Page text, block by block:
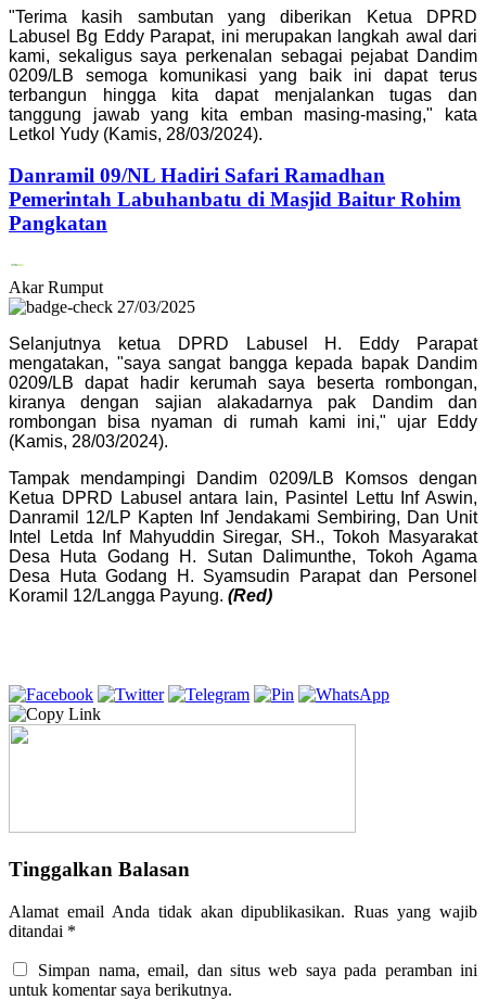
"Terima kasih sambutan yang diberikan Ketua DPRD
Labusel Bg Eddy Parapat, ini merupakan langkah awal dari
kami, sekaligus saya perkenalan sebagai pejabat Dandim
0209/LB semoga komunikasi yang baik ini dapat terus
terbangun hingga kita dapat menjalankan tugas dan
tanggung jawab yang kita emban masing-masing," kata
Letkol Yudy (Kamis, 28/03/2024).
Danramil 09/NL Hadiri Safari Ramadhan
Pemerintah Labuhanbatu di Masjid Baitur Rohim
Pangkatan
Akar Rumput
27/03/2025
Selanjutnya ketua DPRD Labusel H. Eddy Parapat
mengatakan, "saya sangat bangga kepada bapak Dandim
0209/LB dapat hadir kerumah saya beserta rombongan,
kiranya dengan sajian alakadarnya pak Dandim dan
rombongan bisa nyaman di rumah kami ini," ujar Eddy
(Kamis, 28/03/2024).
Tampak mendampingi Dandim 0209/LB Komsos dengan
Ketua DPRD Labusel antara lain, Pasintel Lettu Inf Aswin,
Danramil 12/LP Kapten Inf Jendakami Sembiring, Dan Unit
Intel Letda Inf Mahyuddin Siregar, SH., Tokoh Masyarakat
Desa Huta Godang H. Sutan Dalimunthe, Tokoh Agama
Desa Huta Godang H. Syamsudin Parapat dan Personel
Koramil 12/Langga Payung. (Red)
Tinggalkan Balasan
Alamat email Anda tidak akan dipublikasikan. Ruas yang wajib
ditandai *
Simpan nama, email, dan situs web saya pada peramban ini
untuk komentar saya berikutnya.